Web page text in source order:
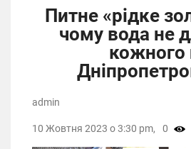
Питне «рідке
чому вода не
кожного
admin
10 Жовтня 2023 о 3:30 pm, 0